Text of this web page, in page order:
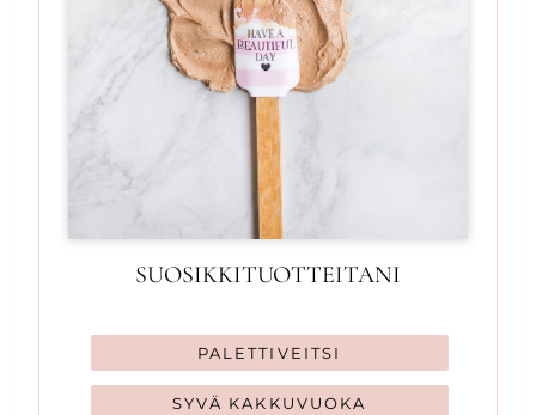
SUOSIKKITUOTTEITANI
PALETTIVEITSI
SYVÄ KAKKUVUOKA